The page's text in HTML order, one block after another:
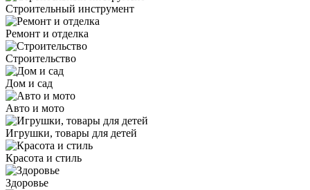
Строительный инструмент
Ремонт и отделка
Строительство
Дом и сад
Авто и мото
Игрушки, товары для детей
Красота и стиль
Здоровье